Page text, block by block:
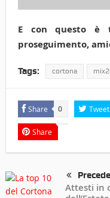
E con questo è
proseguimento,
Tags: cortona
Share 0 Tweet
Share
Attesti in